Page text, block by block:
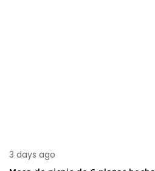
3 days ago